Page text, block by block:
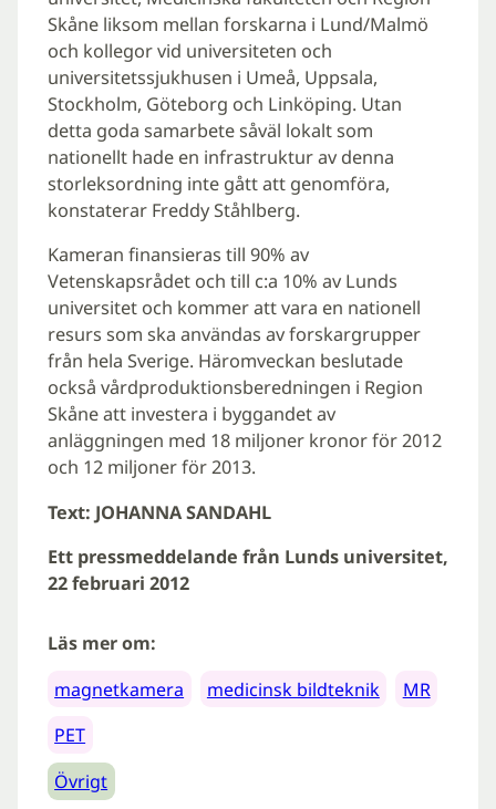
Skåne liksom mellan forskarna i Lund/Malmö
och kollegor vid universiteten och
universitetssjukhusen i Umeå, Uppsala,
Stockholm, Göteborg och Linköping. Utan
detta goda samarbete såväl lokalt som
nationellt hade en infrastruktur av denna
storleksordning inte gått att genomföra,
konstaterar Freddy Ståhlberg.
Kameran finansieras till 90% av
Vetenskapsrådet och till c:a 10% av Lunds
universitet och kommer att vara en nationell
resurs som ska användas av forskargrupper
från hela Sverige. Häromveckan beslutade
också vårdproduktionsberedningen i Region
Skåne att investera i byggandet av
anläggningen med 18 miljoner kronor för 2012
och 12 miljoner för 2013.
Text: JOHANNA SANDAHL
Ett pressmeddelande från Lunds universitet,
22 februari 2012
Läs mer om:
magnetkamera
medicinsk bildteknik
MR
PET
Övrigt